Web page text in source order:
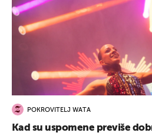
POKROVITELJ WATA
Kad su uspomene previše